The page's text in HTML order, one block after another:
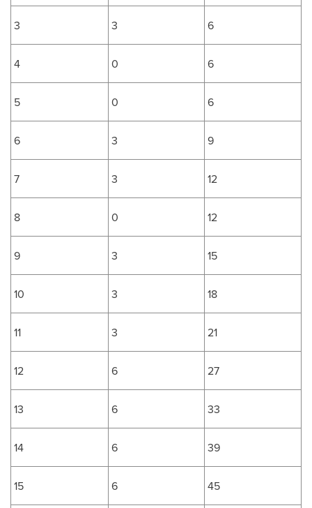
3 3 6
4 0 6
5 0 6
6 3 9
7 3 12
8 0 12
9 3 15
10 3 18
11 3 21
12 6 27
13 6 33
14 6 39
15 6 45